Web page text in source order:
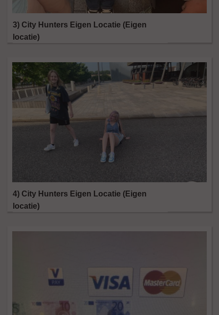
3) City Hunters Eigen Locatie (Eigen
locatie)
4) City Hunters Eigen Locatie (Eigen
locatie)